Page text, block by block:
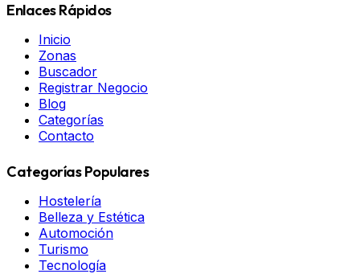
Enlaces Rápidos
Inicio
Zonas
Buscador
Registrar Negocio
Blog
Categorías
Contacto
Categorías Populares
Hostelería
Belleza y Estética
Automoción
Turismo
Tecnología